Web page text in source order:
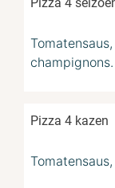
champignons.
Pizza 4 kazen